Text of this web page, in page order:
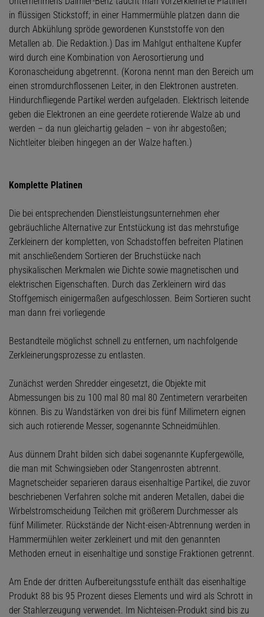
in flüssigen Stickstoff; in einer Hammermühle platzen dann die
durch Abkühlung spröde gewordenen Kunststoffe von den
Metallen ab. Die Redaktion.) Das im Mahlgut enthaltene Kupfer
wird durch eine Kombination von Aerosortierung und
Koronascheidung abgetrennt. (Korona nennt man den Bereich um
einen stromdurchflossenen Leiter, in den Elektronen austreten.
Hindurchfliegende Partikel werden aufgeladen. Elektrisch leitende
geben die Elektronen an eine geerdete rotierende Walze ab und
werden – da nun gleichartig geladen – von ihr abgestoßen;
Nichtleiter bleiben hingegen an der Walze haften.)
Komplette Platinen
Die bei entsprechenden Dienstleistungsunternehmen eher
gebräuchliche Alternative zur Entstückung ist das mehrstufige
Zerkleinern der kompletten, von Schadstoffen befreiten Platinen
mit anschließendem Sortieren der Bruchstücke nach
physikalischen Merkmalen wie Dichte sowie magnetischen und
elektrischen Eigenschaften. Durch das Zerkleinern wird das
Stoffgemisch einigermaßen aufgeschlossen. Beim Sortieren sucht
man dann frei vorliegende
Bestandteile möglichst schnell zu entfernen, um nachfolgende
Zerkleinerungsprozesse zu entlasten.
Zunächst werden Shredder eingesetzt, die Objekte mit
Abmessungen bis zu 100 mal 80 mal 80 Zentimetern verarbeiten
können. Bis zu Wandstärken von drei bis fünf Millimetern eignen
sich auch rotierende Messer, sogenannte Schneidmühlen.
Aus dünnem Draht bilden sich dabei sogenannte Kupfergewölle,
die man mit Schwingsieben oder Stangenrosten abtrennt.
Magnetscheider separieren daraus eisenhaltige Partikel, die zuvor
beschriebenen Verfahren solche mit anderen Metallen, dabei die
Wirbelstromscheidung Teilchen mit größerem Durchmesser als
fünf Millimeter. Rückstände der Nicht-eisen-Abtrennung werden in
Hammermühlen weiter zerkleinert und mit den genannten
Methoden erneut in eisenhaltige und sonstige Fraktionen getrennt.
Am Ende der dritten Aufbereitungsstufe enthält das eisenhaltige
Produkt 88 bis 95 Prozent dieses Elements und wird als Schrott in
der Stahlerzeugung verwendet. Im Nichteisen-Produkt sind bis zu